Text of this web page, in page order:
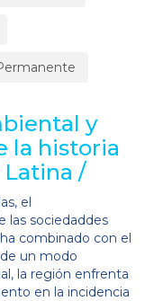
y
la historia
/
el
las sociedaddes
combinado con el
un modo
la región enfrenta
en la incidencia